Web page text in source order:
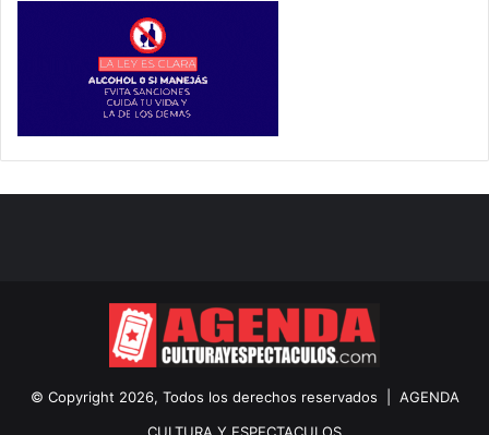
© Copyright 2026, Todos los derechos reservados | AGENDA